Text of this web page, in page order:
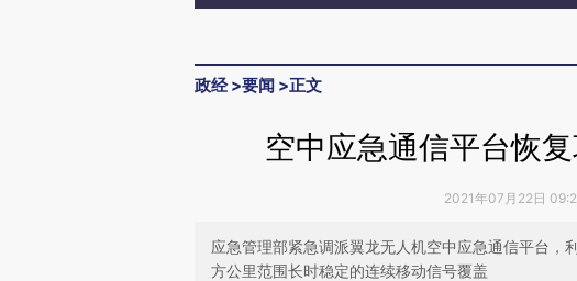
政经>要闻 >正文
空中应急通信平台恢
2021年07月22日
应急管理部紧急调派翼龙无人机空中应急通信平台
方公里范围长时稳定的连续移动信号覆盖